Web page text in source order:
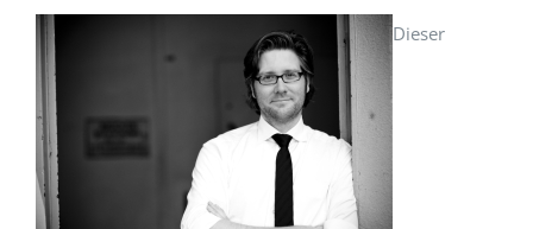
Dieser